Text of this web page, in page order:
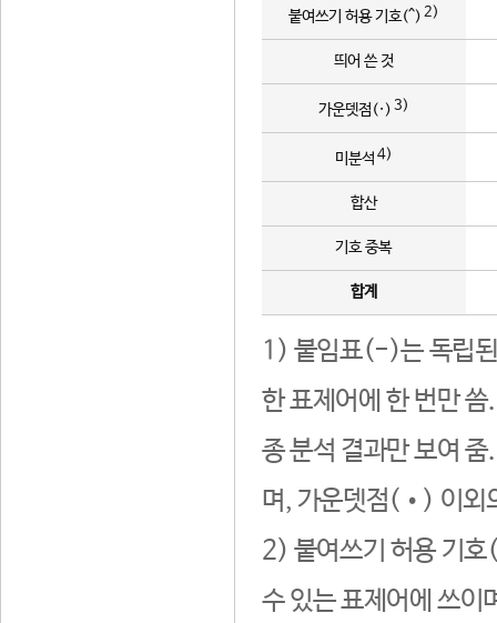
붙여쓰기 허용 기호(^) 2)
띄어 쓴 것
가운뎃점(·) 3)
미분석 4)
합산
기호 중복
합계
1) 붙임표(-)는 독립된
한 표제어에 한 번만
종 분석 결과만 보여
며, 가운뎃점(•) 이외
2) 붙여쓰기 허용 기호
수 있는 표제어에 쓰이